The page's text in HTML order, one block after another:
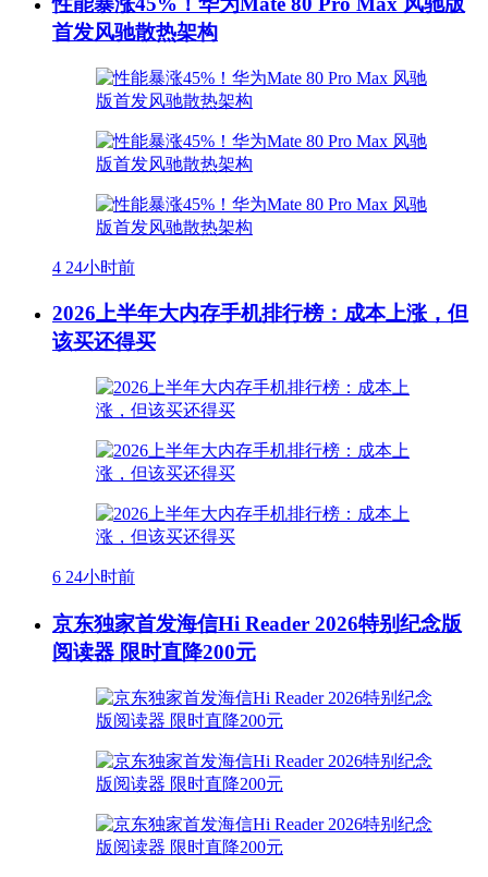
首发风驰散热架构
4 24小时前
2026上半年大内存手机排行榜：成本上涨，但
该买还得买
6 24小时前
京东独家首发海信Hi Reader 2026特别纪念版
阅读器 限时直降200元